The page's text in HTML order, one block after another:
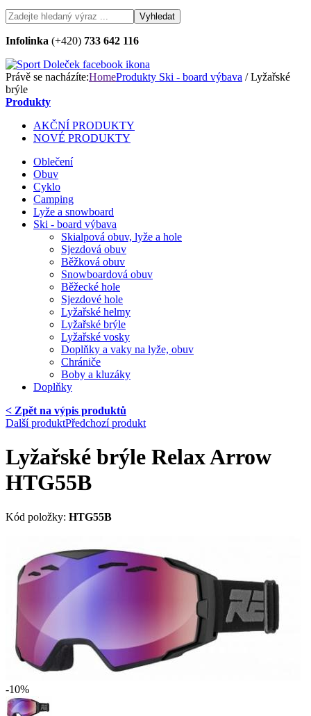
Infolinka (+420) 733 642 116
Právě se nacházíte:HomeProdukty Ski - board výbava / Lyžařské
brýle
Produkty
AKČNÍ PRODUKTY
NOVÉ PRODUKTY
Oblečení
Obuv
Cyklo
Camping
Lyže a snowboard
Ski - board výbava
Skialpová obuv, lyže a hole
Sjezdová obuv
Běžková obuv
Snowboardová obuv
Běžecké hole
Sjezdové hole
Lyžařské helmy
Lyžařské brýle
Lyžařské vosky
Doplňky a vaky na lyže, obuv
Chrániče
Boby a kluzáky
Doplňky
< Zpět na výpis produktů
Další produktPředchozí produkt
Lyžařské brýle Relax Arrow
HTG55B
Kód položky: HTG55B
-10%